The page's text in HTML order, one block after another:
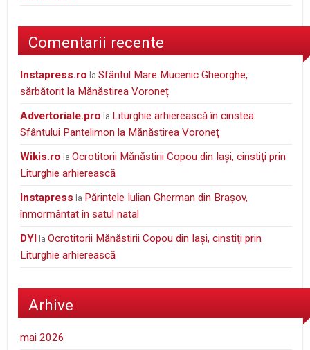
Comentarii recente
instapress.ro laSfântul Mare Mucenic Gheorghe,
sărbătorit la Mănăstirea Voroneț
Advertoriale.pro la Liturghie arhierească în cinstea
Sfântului Pantelimon la Mănăstirea Voroneţ
wikis.ro laOcrotitorii Mănăstirii Copou din Iaşi, cinstiţi prin
Liturghie arhierească
Instapress la Părintele Iulian Gherman din Braşov,
înmormântat în satul natal
DYI laOcrotitorii Mănăstirii Copou din Iaşi, cinstiţi prin
Liturghie arhierească
Arhive
mai 2026